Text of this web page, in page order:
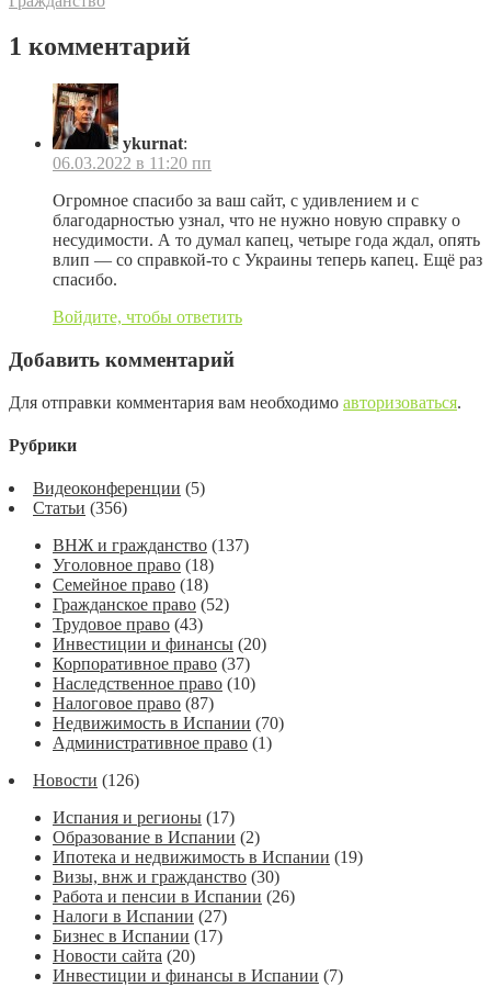
1 комментарий
ykurnat:
06.03.2022 в 11:20 пп
Огромное спасибо за ваш сайт, с удивлением и с
благодарностью узнал, что не нужно новую справку о
несудимости. А то думал капец, четыре года ждал, опять
влип — со справкой-то с Украины теперь капец. Ещё раз
спасибо.
Войдите, чтобы ответить
Добавить комментарий
Для отправки комментария вам необходимо авторизоваться.
Рубрики
Видеоконференции (5)
Статьи (356)
ВНЖ и гражданство (137)
Уголовное право (18)
Семейное право (18)
Гражданское право (52)
Трудовое право (43)
Инвестиции и финансы (20)
Корпоративное право (37)
Наследственное право (10)
Налоговое право (87)
Недвижимость в Испании (70)
Административное право (1)
Новости (126)
Испания и регионы (17)
Образование в Испании (2)
Ипотека и недвижимость в Испании (19)
Визы, внж и гражданство (30)
Работа и пенсии в Испании (26)
Налоги в Испании (27)
Бизнес в Испании (17)
Новости сайта (20)
Инвестиции и финансы в Испании (7)